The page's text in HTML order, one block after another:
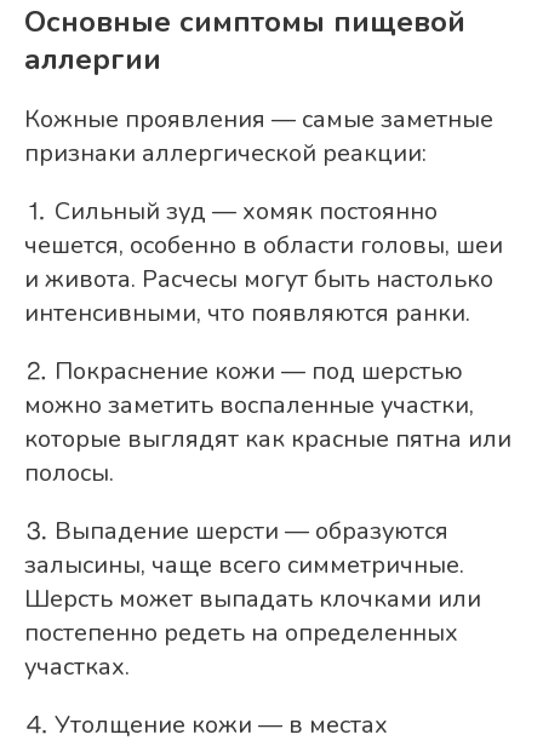
Основные симптомы пищевой
аллергии
Кожные проявления — самые заметные
признаки аллергической реакции:
⒈ Сильный зуд — хомяк постоянно
чешется, особенно в области головы, шеи
и живота. Расчесы могут быть настолько
интенсивными, что появляются ранки.
⒉ Покраснение кожи — под шерстью
можно заметить воспаленные участки,
которые выглядят как красные пятна или
полосы.
⒊ Выпадение шерсти — образуются
залысины, чаще всего симметричные.
Шерсть может выпадать клочками или
постепенно редеть на определенных
участках.
⒋ Утолщение кожи — в местах